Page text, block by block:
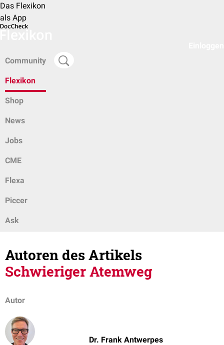
Das Flexikon
als App
Community
Flexikon
Shop
News
Jobs
CME
Flexa
Piccer
Ask
Autoren des Artikels
Schwieriger Atemweg
Autor
Dr. Frank Antwerpes